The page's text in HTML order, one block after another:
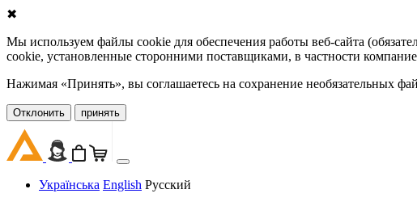
✖
Мы используем файлы cookie для обеспечения работы веб-сайта
cookie, установленные сторонними поставщиками, в частности
Нажимая «Принять», вы соглашаетесь на сохранение необязательных
Oтклонить принять
Українська English Русский